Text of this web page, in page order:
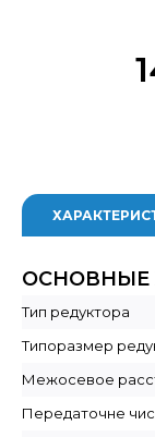
ОСНОВНЫЕ
Тип редуктора
Типоразмер
Межосевое
Передаточне